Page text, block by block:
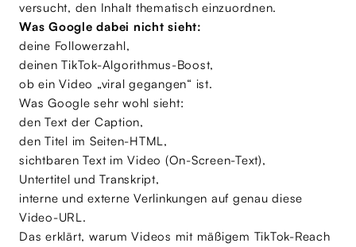
versucht, den Inhalt thematisch einzuordnen.
Was Google dabei nicht sieht:
deine Followerzahl,
deinen TikTok-Algorithmus-Boost,
ob ein Video „viral gegangen“ ist.
Was Google sehr wohl sieht:
den Text der Caption,
den Titel im Seiten-HTML,
sichtbaren Text im Video (On-Screen-Text),
Untertitel und Transkript,
interne und externe Verlinkungen auf genau diese
Video-URL.
Das erklärt, warum Videos mit mäßigem TikTok-Reach